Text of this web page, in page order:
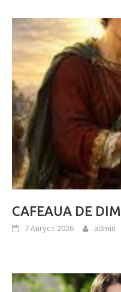
CAFEAUA DE
7 Август 2026 admin